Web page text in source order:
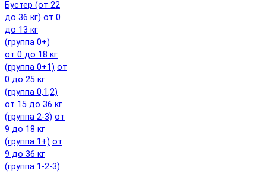
Бустер (от 22
до 36 кг) от 0
до 13 кг
(группа 0+)
от 0 до 18 кг
(группа 0+1) от
0 до 25 кг
(группа 0,1,2)
от 15 до 36 кг
(группа 2-3) от
9 до 18 кг
(группа 1+) от
9 до 36 кг
(группа 1-2-3)